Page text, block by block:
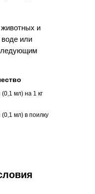
и
или
(0,1 мл) на 1 кг
(0,1 мл) в поилку